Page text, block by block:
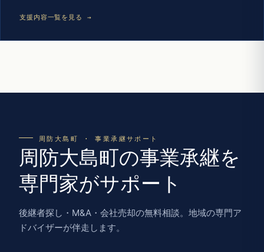
支援内容一覧を見る →
周防大島町 · 事業承継サポート
周防大島町の事業承継を
専門家がサポート
後継者探し・M&A・会社売却の無料相談。地域の専門ア
ドバイザーが伴走します。